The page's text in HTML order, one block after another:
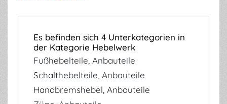
Es befinden sich 4 Unterkategorien in
der Kategorie Hebelwerk
Fußhebelteile, Anbauteile
Schalthebelteile, Anbauteile
Handbremshebel, Anbauteile